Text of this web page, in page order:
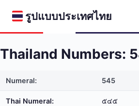
รูปแบบประเทศไทย
Thailand Numbers:
Numeral: 545
Thai Numeral: ๕๔๕